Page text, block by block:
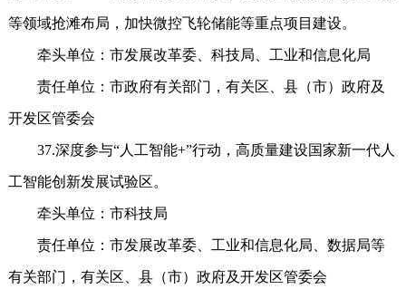
等领域抢滩布局，加快微控飞轮储能等重点项目建设。
牵头单位：市发展改革委、科技局、工业和信息化局
责任单位：市政府有关部门，有关区、县（市）政府及
开发区管委会
37.深度参与“人工智能+”行动，高质量建设国家新一代人
工智能创新发展试验区。
牵头单位：市科技局
责任单位：市发展改革委、工业和信息化局、数据局等
有关部门，有关区、县（市）政府及开发区管委会